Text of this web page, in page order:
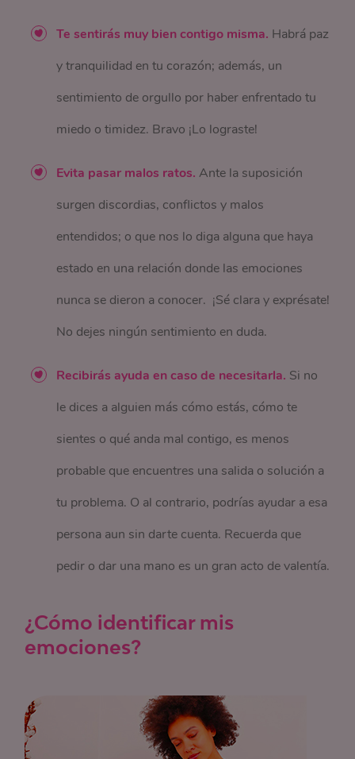
Te sentirás muy bien contigo misma. Habrá paz
y tranquilidad en tu corazón; además, un
sentimiento de orgullo por haber enfrentado tu
miedo o timidez. Bravo ¡Lo lograste!
Evita pasar malos ratos. Ante la suposición
surgen discordias, conflictos y malos
entendidos; o que nos lo diga alguna que haya
estado en una relación donde las emociones
nunca se dieron a conocer. ¡Sé clara y exprésate!
No dejes ningún sentimiento en duda.
Recibirás ayuda en caso de necesitarla. Si no
le dices a alguien más cómo estás, cómo te
sientes o qué anda mal contigo, es menos
probable que encuentres una salida o solución a
tu problema. O al contrario, podrías ayudar a esa
persona aun sin darte cuenta. Recuerda que
pedir o dar una mano es un gran acto de valentía.
¿Cómo identificar mis
emociones?